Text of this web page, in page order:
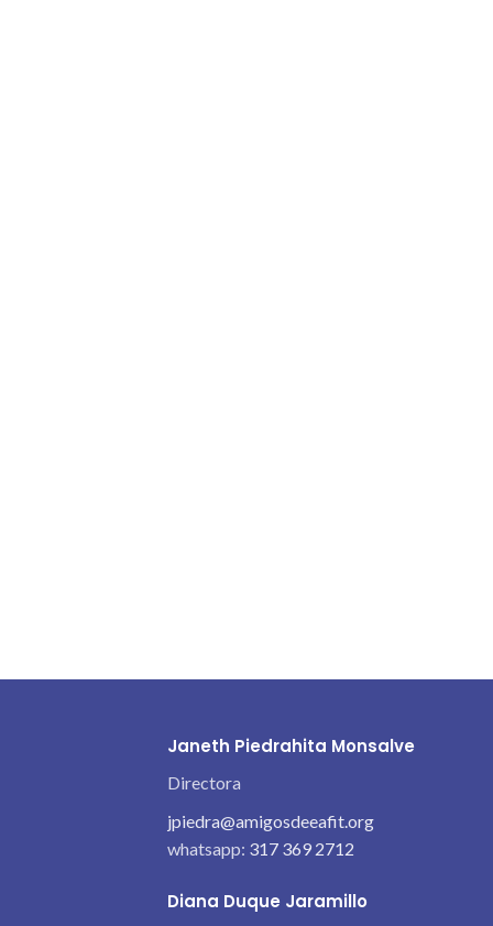
Janeth Piedrahita Monsalve
Directora
jpiedra@amigosdeeafit.org
whatsapp: 317 369 2712
Diana Duque Jaramillo